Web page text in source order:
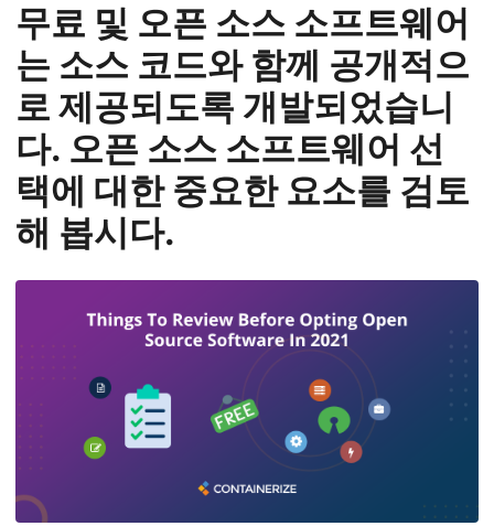
i
o
n
무료 및 오픈 소스 소프트웨어
는 소스 코드와 함께 공개적으
로 제공되도록 개발되었습니
다. 오픈 소스 소프트웨어 선
택에 대한 중요한 요소를 검토
해 봅시다.